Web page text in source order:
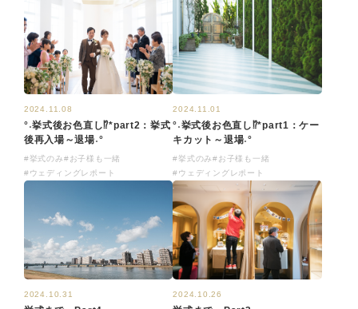
2024.11.08
°˖挙式後お色直し⁉*part2：挙式
後再入場～退場˖°
#挙式のみ#お子様も一緒
#ウェディングレポート
2024.11.01
°˖挙式後お色直し⁉*part1：ケー
キカット～退場˖°
#挙式のみ#お子様も一緒
#ウェディングレポート
2024.10.31 2024.10.26